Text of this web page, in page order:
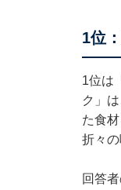
1位
1位は
ク」
た食
折々
回答